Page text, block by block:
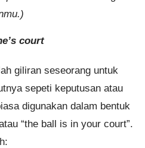
court
giliran seseorang untuk
sepeti keputusan atau
digunakan dalam bentuk
“the ball is in your court”.